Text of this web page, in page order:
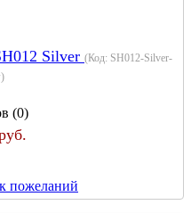
Silver (Код: SH012-Silver-
)
(0)
пожеланий